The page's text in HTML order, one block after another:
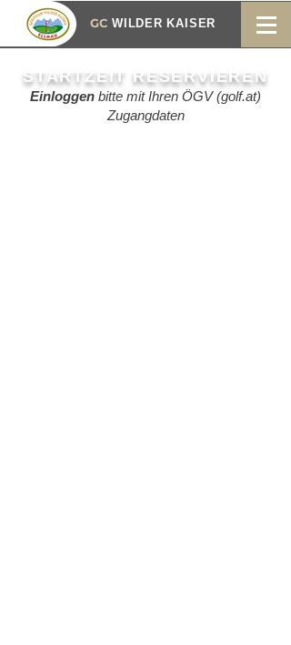
WILDER KAISER
GC
STARTZEIT RESERVIEREN
Einloggen bitte mit Ihren ÖGV (golf.at)
Zugangdaten